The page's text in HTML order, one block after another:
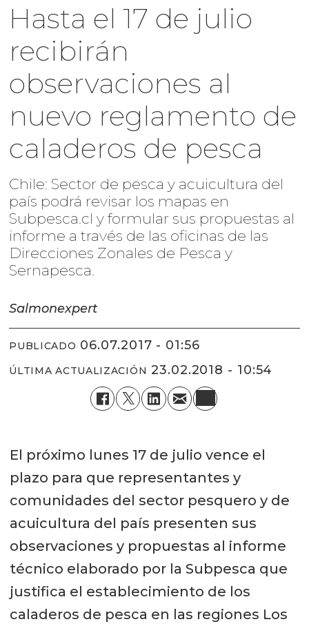
Hasta el 17 de julio
recibirán
observaciones al
nuevo reglamento de
caladeros de pesca
Chile: Sector de pesca y acuicultura del
país podrá revisar los mapas en
Subpesca.cl y formular sus propuestas al
informe a través de las oficinas de las
Direcciones Zonales de Pesca y
Sernapesca.
Salmonexpert
PUBLICADO 06.07.2017 - 01:56
ÚLTIMA ACTUALIZACIÓN 23.02.2018 - 10:54
El próximo lunes 17 de julio vence el
plazo para que representantes y
comunidades del sector pesquero y de
acuicultura del país presenten sus
observaciones y propuestas al informe
técnico elaborado por la Subpesca que
justifica el establecimiento de los
caladeros de pesca en las regiones Los